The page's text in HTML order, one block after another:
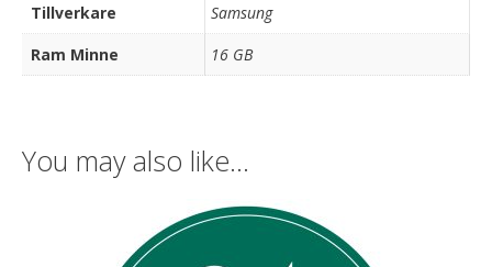
Tillverkare
Samsung
Ram Minne
16 GB
You may also like…